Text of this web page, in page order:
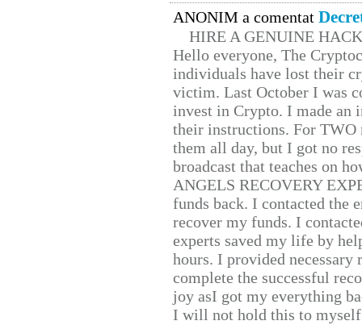
ANONIM a comentat
HIRE A GENUINE
Hello everyone, The
individuals have lost their
victim. Last October I was
invest in Crypto. I made
their instructions. For TWO
them all day, but I got no
broadcast that teaches on
ANGELS RECOVERY
funds back. I contacted the
recover my funds. I
experts saved my life by
hours. I provided
complete the successful
joy asI got my everything
I will not hold this to